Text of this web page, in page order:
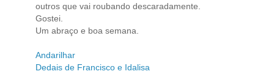
outros que vai roubando descaradamente.
Gostei.
Um abraço e boa semana.
Andarilhar
Dedais de Francisco e Idalisa